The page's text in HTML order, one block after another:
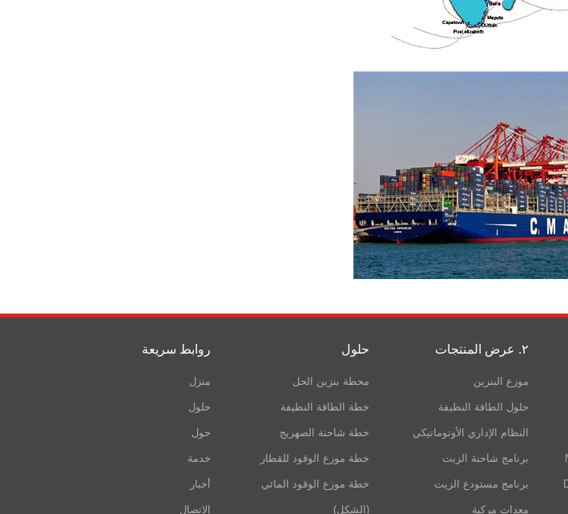
روابط سريعة
منزل
حلول
حول
خدمة
أخبار
الاتصال
حلول
محطة بنزين الحل
خطة الطاقة النظيفة
خطة شاحنة الصهريج
خطة موزع الوقود للقطار
خطة موزع الوقود المائي
(الشكل)
٢. عرض المنتجات
موزع البنزين
حلول الطاقة النظيفة
النظام الإداري الأوتوماتيكي
برنامج شاحنة الزبت
برنامج مستودع الزيت
معدات مركبة